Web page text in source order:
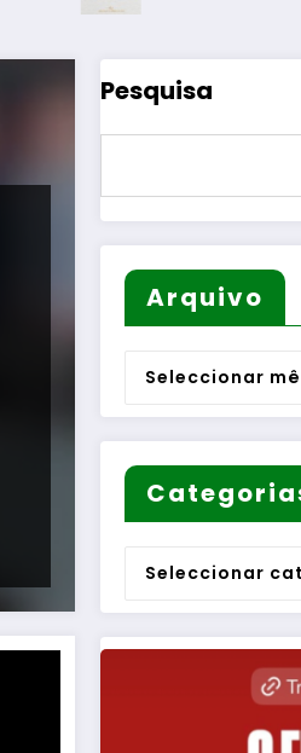
Pesquisa
Arquivo
Arquivo
Categorias